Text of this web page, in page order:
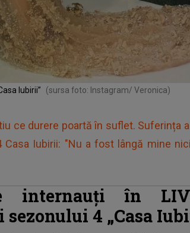
Iubirii” (sursa foto: Instagram/ Veronica)
ce durere poartă în suflet. Suferința
Casa Iubirii: "Nu a fost lângă mine
internauți în
4 „Casa